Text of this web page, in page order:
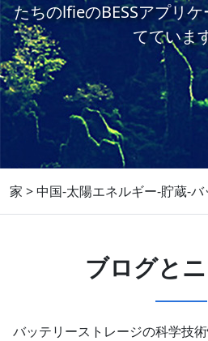
たちのlfieのBESSアプリ
てていま
家 >中国-太陽エネルギー-貯蔵-バ
ブログと
バッテリーストレージの科学技